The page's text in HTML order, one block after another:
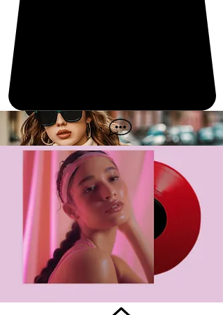
get it